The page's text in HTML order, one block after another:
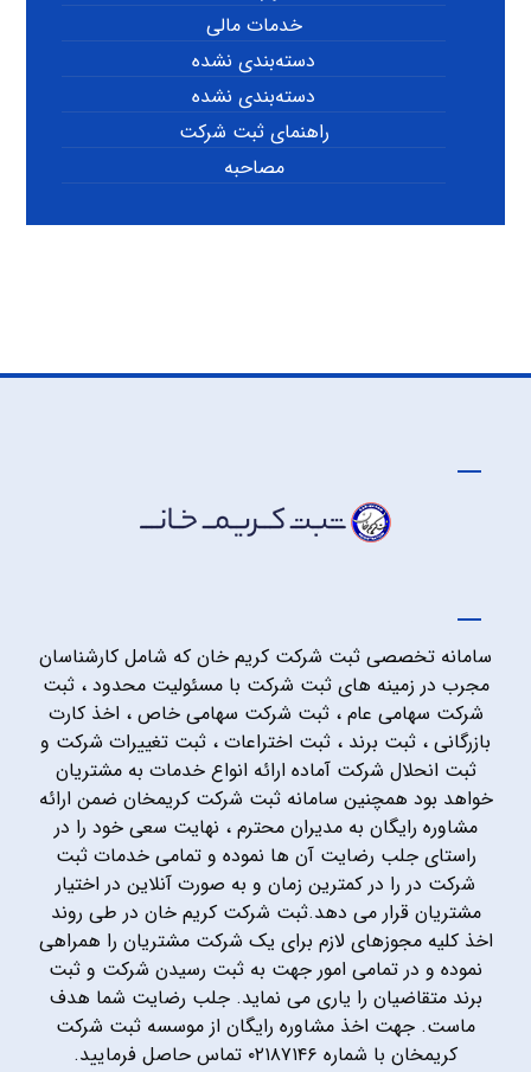
خدمات مالی
دسته‌بندی نشده
دسته‌بندی نشده
راهنمای ثبت شرکت
مصاحبه
سامانه تخصصی ثبت شرکت کریم خان که شامل کارشناسان
مجرب در زمینه های ثبت شرکت با مسئولیت محدود ، ثبت
شرکت سهامی عام ، ثبت شرکت سهامی خاص ، اخذ کارت
بازرگانی ، ثبت برند ، ثبت اختراعات ، ثبت تغییرات شرکت و
ثبت انحلال شرکت آماده ارائه انواع خدمات به مشتریان
خواهد بود همچنین سامانه ثبت شرکت کریمخان ضمن ارائه
مشاوره رایگان به مدیران محترم ، نهایت سعی خود را در
راستای جلب رضایت آن ها نموده و تمامی خدمات ثبت
شرکت در را در کمترین زمان و به صورت آنلاین در اختیار
مشتریان قرار می دهد.ثبت شرکت کریم خان در طی روند
اخذ کلیه مجوزهای لازم برای یک شرکت مشتریان را همراهی
نموده و در تمامی امور جهت به ثبت رسیدن شرکت و ثبت
برند متقاضیان را یاری می نماید. جلب رضایت شما هدف
ماست. جهت اخذ مشاوره رایگان از موسسه ثبت شرکت
کریمخان با شماره ۰۲۱۸۷۱۴۶ تماس حاصل فرمایید.